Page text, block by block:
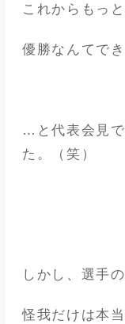
これからもっ
優勝なんてで
…と代表会見
た。（笑）
しかし、選手の
怪我だけは本